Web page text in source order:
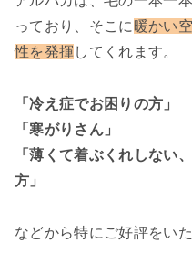
っており、そこに暖かい
性を発揮してくれます。
「冷え症でお困りの方」
「寒がりさん」
「薄くて着ぶくれしない
方」
などから特にご好評をい